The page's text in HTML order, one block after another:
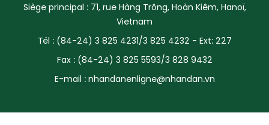
Siège principal : 71, rue Hàng Trông, Hoàn Kiêm, Hanoï,
Vietnam
Tél : (84-24) 3 825 4231/3 825 4232 - Ext: 227
Fax : (84-24) 3 825 5593/3 828 9432
E-mail : nhandanenligne@nhandan.vn